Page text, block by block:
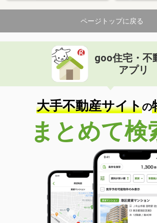
ページトップに戻る
goo住宅・不
アプリ
大手不動産サイトの
まとめて検